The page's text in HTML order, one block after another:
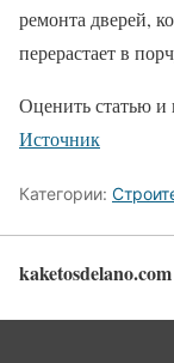
ремонта дверей,
перерастает в
Оценить статью и
Источник
Категории:
kaketosdelano.com